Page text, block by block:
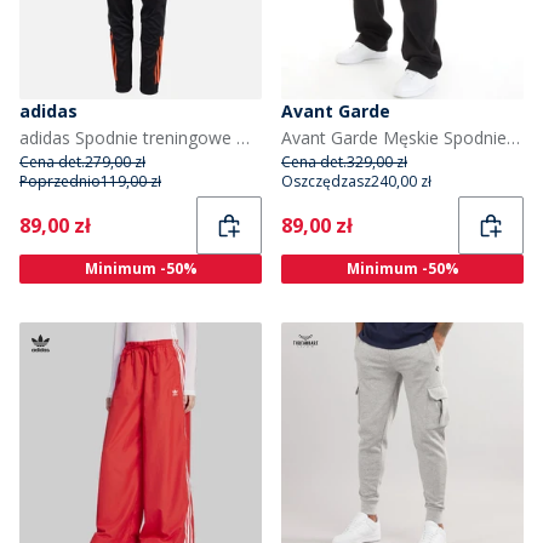
adidas
adidas Spodnie treningowe OL Olympique Lyon dla chłopca kolor Czarny/App Solar Red
Cena det.279,00 zł
Poprzednio119,00 zł
Current
89,00 zł
Minimum -50%
Avant Garde
Avant Garde Męskie Spodnie Dresowe Czarny
Cena det.329,00 zł
Oszczędzasz240,00 zł
Current
89,00 zł
Minimum -50%